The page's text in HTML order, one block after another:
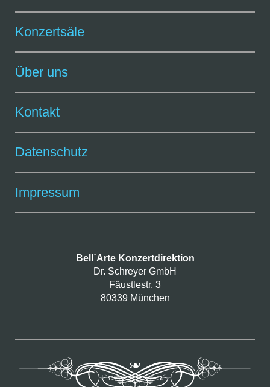
Konzertsäle
Über uns
Kontakt
Datenschutz
Impressum
Bell´Arte Konzertdirektion
Dr. Schreyer GmbH
Fäustlestr. 3
80339 München